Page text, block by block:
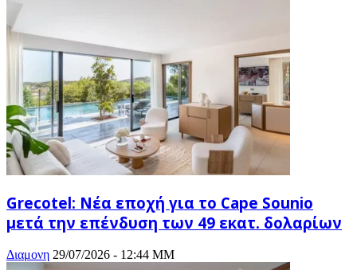
Grecotel: Νέα εποχή για το Cape Sounio
μετά την επένδυση των 49 εκατ. δολαρίων
Διαμονη 29/07/2026 - 12:44 ΜΜ